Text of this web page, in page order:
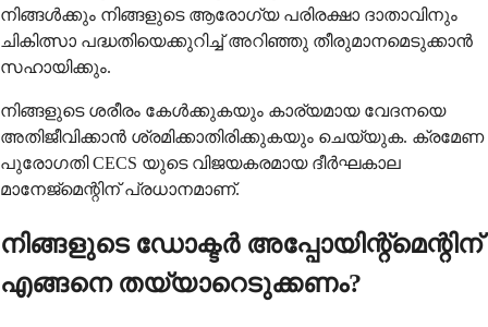
നിങ്ങൾക്കും നിങ്ങളുടെ ആരോഗ്യ പരിരക്ഷാ ദാതാവിനും
ചികിത്സാ പദ്ധതിയെക്കുറിച്ച് അറിഞ്ഞു തീരുമാനമെടുക്കാൻ
സഹായിക്കും.
നിങ്ങളുടെ ശരീരം കേൾക്കുകയും കാര്യമായ വേദനയെ
അതിജീവിക്കാൻ ശ്രമിക്കാതിരിക്കുകയും ചെയ്യുക. ക്രമേണ
പുരോഗതി CECS യുടെ വിജയകരമായ ദീർഘകാല
മാനേജ്മെന്റിന് പ്രധാനമാണ്.
നിങ്ങളുടെ ഡോക്ടർ അപ്പോയിന്റ്മെന്റിന്
എങ്ങനെ തയ്യാറെടുക്കണം?